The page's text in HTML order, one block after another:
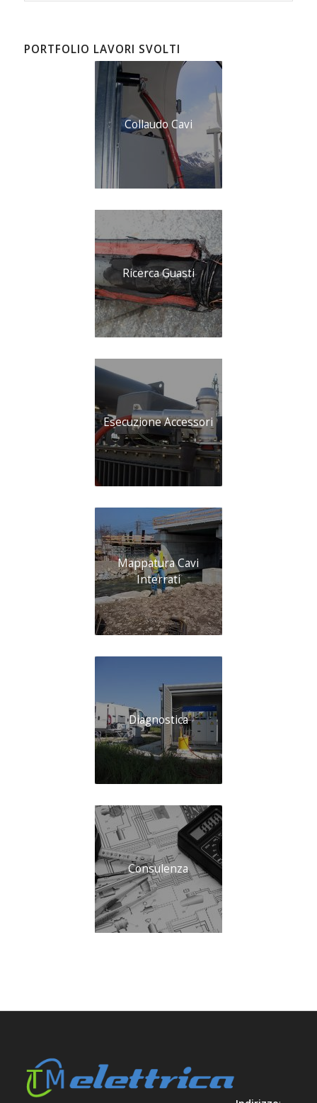
PORTFOLIO LAVORI SVOLTI
Collaudo Cavi
Ricerca Guasti
Esecuzione Accessori
Mappatura Cavi
Interrati
Diagnostica
Consulenza